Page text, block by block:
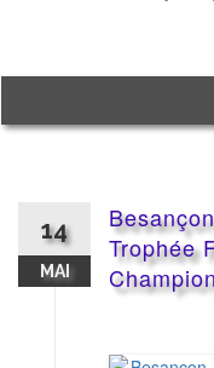
Aller
14
MAI
Trophée